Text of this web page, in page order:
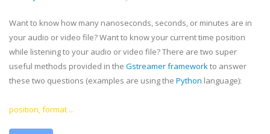
Want to know how many nanoseconds, seconds, or minutes are in
your audio or video file? Want to know your current time position
while listening to your audio or video file? There are two super
useful methods provided in the Gstreamerframeworkto answer
these two questions (examples are using the Python language):
position, format ...